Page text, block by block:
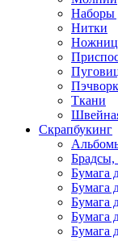
Наборы
Нитки
Пэчворк
Ткани
Скрапбукинг
Бумага
Бумага
Бумага
Бумага
Бумага